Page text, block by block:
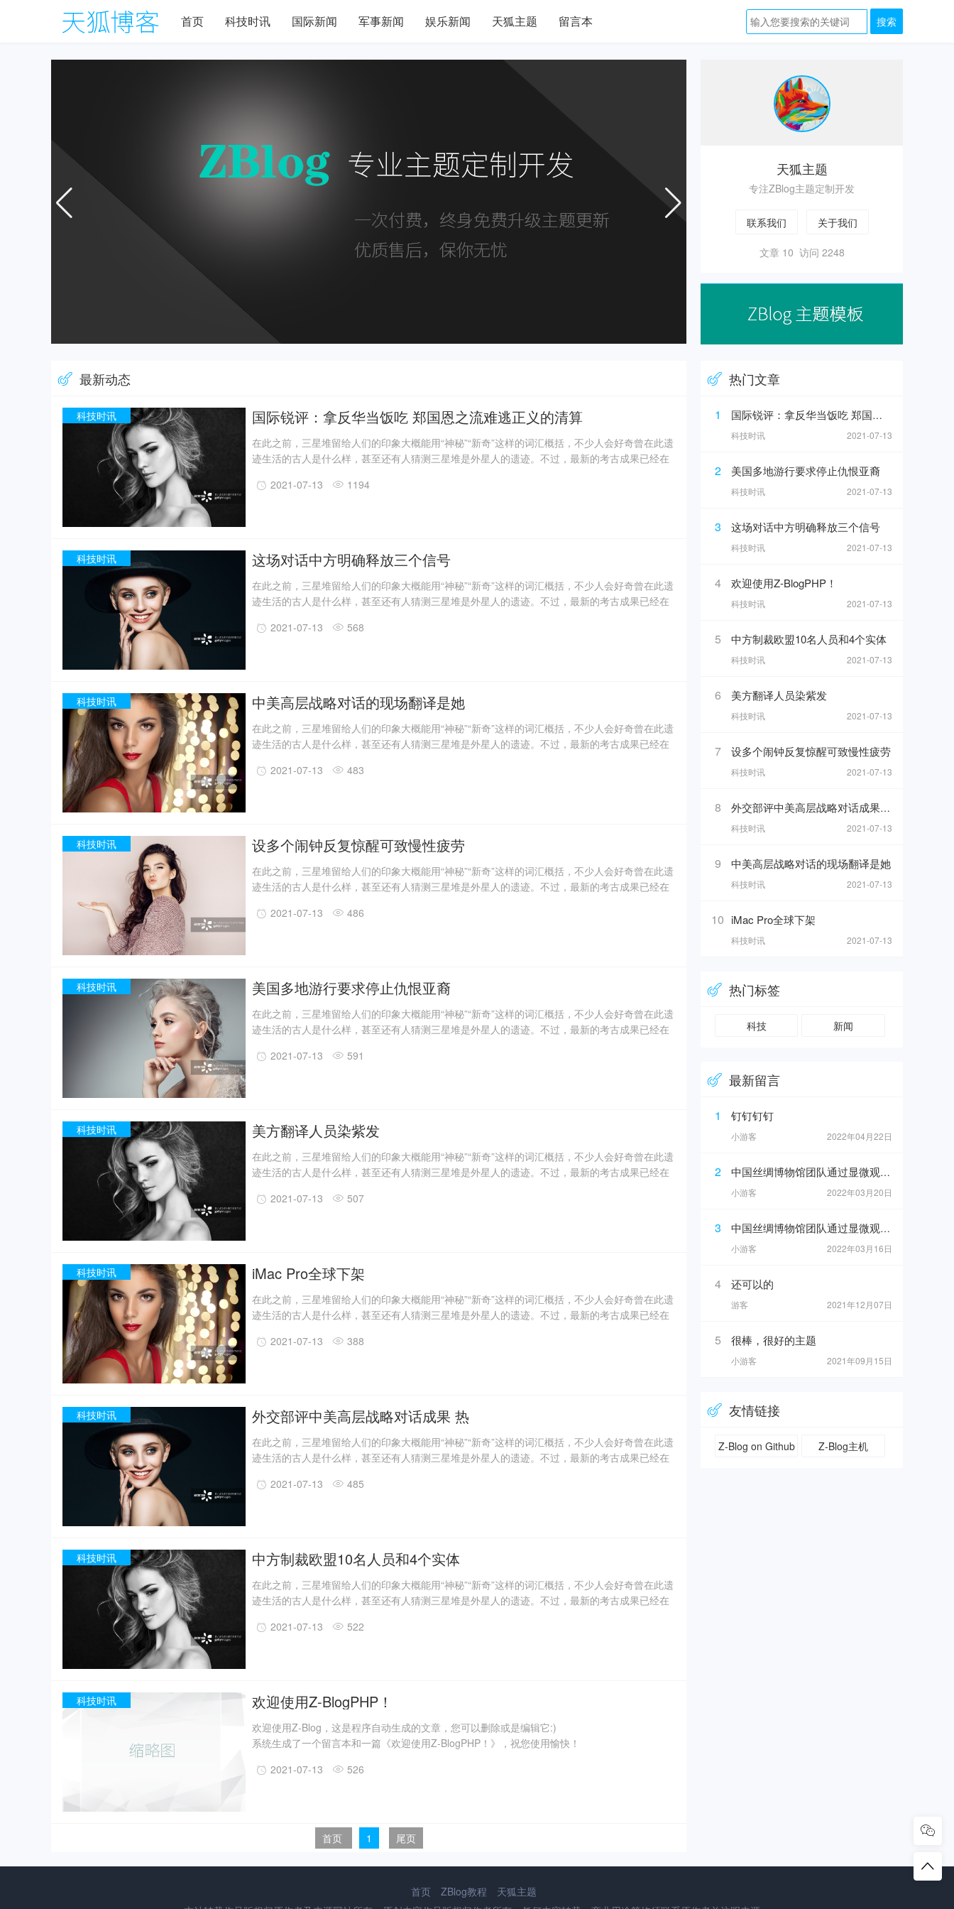
首页 科技时讯 国际新闻 军事新闻 娱乐新闻 天狐主题 留言本
天狐主题
专注ZBlog主题定制开发
联系我们 关于我们
文章 10 访问 2248
最新动态
科技时讯 国际锐评：拿反华当饭吃 郑国恩之流难逃正义的清算
在此之前，三星堆留给人们的印象大概能用“神秘”“新奇”这样的词汇概括，不少人会好奇曾在此遗
迹生活的古人是什么样，甚至还有人猜测三星堆是外星人的遗迹。不过，最新的考古成果已经在
事实上，上世纪震惊世界的三星堆出土文物只是来自1、2号“祭祀坑”。2019年11月至2020年5
精美牙雕残件、玉琮、玉石器等重要文物500余件。
2021-07-13 1194
科技时讯 这场对话中方明确释放三个信号
在此之前，三星堆留给人们的印象大概能用“神秘”“新奇”这样的词汇概括，不少人会好奇曾在此遗
迹生活的古人是什么样，甚至还有人猜测三星堆是外星人的遗迹。不过，最新的考古成果已经在
事实上，上世纪震惊世界的三星堆出土文物只是来自1、2号“祭祀坑”。2019年11月至2020年5
精美牙雕残件、玉琮、玉石器等重要文物500余件。
2021-07-13 568
科技时讯 中美高层战略对话的现场翻译是她
在此之前，三星堆留给人们的印象大概能用“神秘”“新奇”这样的词汇概括，不少人会好奇曾在此遗
迹生活的古人是什么样，甚至还有人猜测三星堆是外星人的遗迹。不过，最新的考古成果已经在
事实上，上世纪震惊世界的三星堆出土文物只是来自1、2号“祭祀坑”。2019年11月至2020年5
精美牙雕残件、玉琮、玉石器等重要文物500余件。
2021-07-13 483
科技时讯 设多个闹钟反复惊醒可致慢性疲劳
在此之前，三星堆留给人们的印象大概能用“神秘”“新奇”这样的词汇概括，不少人会好奇曾在此遗
迹生活的古人是什么样，甚至还有人猜测三星堆是外星人的遗迹。不过，最新的考古成果已经在
事实上，上世纪震惊世界的三星堆出土文物只是来自1、2号“祭祀坑”。2019年11月至2020年5
精美牙雕残件、玉琮、玉石器等重要文物500余件。
2021-07-13 486
科技时讯 美国多地游行要求停止仇恨亚裔
在此之前，三星堆留给人们的印象大概能用“神秘”“新奇”这样的词汇概括，不少人会好奇曾在此遗
迹生活的古人是什么样，甚至还有人猜测三星堆是外星人的遗迹。不过，最新的考古成果已经在
事实上，上世纪震惊世界的三星堆出土文物只是来自1、2号“祭祀坑”。2019年11月至2020年5
精美牙雕残件、玉琮、玉石器等重要文物500余件。
2021-07-13 591
科技时讯 美方翻译人员染紫发
在此之前，三星堆留给人们的印象大概能用“神秘”“新奇”这样的词汇概括，不少人会好奇曾在此遗
迹生活的古人是什么样，甚至还有人猜测三星堆是外星人的遗迹。不过，最新的考古成果已经在
事实上，上世纪震惊世界的三星堆出土文物只是来自1、2号“祭祀坑”。2019年11月至2020年5
精美牙雕残件、玉琮、玉石器等重要文物500余件。
2021-07-13 507
科技时讯 iMac Pro全球下架
在此之前，三星堆留给人们的印象大概能用“神秘”“新奇”这样的词汇概括，不少人会好奇曾在此遗
迹生活的古人是什么样，甚至还有人猜测三星堆是外星人的遗迹。不过，最新的考古成果已经在
事实上，上世纪震惊世界的三星堆出土文物只是来自1、2号“祭祀坑”。2019年11月至2020年5
精美牙雕残件、玉琮、玉石器等重要文物500余件。
2021-07-13 388
科技时讯 外交部评中美高层战略对话成果 热
在此之前，三星堆留给人们的印象大概能用“神秘”“新奇”这样的词汇概括，不少人会好奇曾在此遗
迹生活的古人是什么样，甚至还有人猜测三星堆是外星人的遗迹。不过，最新的考古成果已经在
事实上，上世纪震惊世界的三星堆出土文物只是来自1、2号“祭祀坑”。2019年11月至2020年5
精美牙雕残件、玉琮、玉石器等重要文物500余件。
2021-07-13 485
科技时讯 中方制裁欧盟10名人员和4个实体
在此之前，三星堆留给人们的印象大概能用“神秘”“新奇”这样的词汇概括，不少人会好奇曾在此遗
迹生活的古人是什么样，甚至还有人猜测三星堆是外星人的遗迹。不过，最新的考古成果已经在
事实上，上世纪震惊世界的三星堆出土文物只是来自1、2号“祭祀坑”。2019年11月至2020年5
精美牙雕残件、玉琮、玉石器等重要文物500余件。
2021-07-13 522
科技时讯 欢迎使用Z-BlogPHP！
欢迎使用Z-Blog，这是程序自动生成的文章，您可以删除或是编辑它:)
系统生成了一个留言本和一篇《欢迎使用Z-BlogPHP！》，祝您使用愉快！
2021-07-13
526
首页 1 尾页
热门文章
1 国际锐评：拿反华当饭吃 郑国恩之流难逃正义的清算
科技时讯 2021-07-13
2 美国多地游行要求停止仇恨亚裔
科技时讯 2021-07-13
3 这场对话中方明确释放三个信号
科技时讯 2021-07-13
4 欢迎使用Z-BlogPHP！
科技时讯 2021-07-13
5 中方制裁欧盟10名人员和4个实体
科技时讯 2021-07-13
6 美方翻译人员染紫发
科技时讯 2021-07-13
7 设多个闹钟反复惊醒可致慢性疲劳
科技时讯 2021-07-13
8 外交部评中美高层战略对话成果 热
科技时讯 2021-07-13
9 中美高层战略对话的现场翻译是她
科技时讯 2021-07-13
10 iMac Pro全球下架
科技时讯 2021-07-13
热门标签
科技 新闻
最新留言
1 钉钉钉钉
小游客 2022年04月22日
2 中国丝绸博物馆团队通过显微观察在4号坑灰烬中发现纺织品痕迹
小游客 2022年03月20日
3 中国丝绸博物馆团队通过显微观察在4号坑灰烬中发现纺织品痕迹
小游客 2022年03月16日
4 还可以的
游客 2021年12月07日
5 很棒，很好的主题
小游客 2021年09月15日
友情链接
Z-Blog on Github Z-Blog主机
首页 ZBlog教程
天狐主题